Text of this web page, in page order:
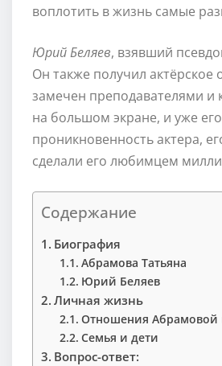
воплотить в жизнь самые
Юрий Беляев, взявший
Он также получил
замечен преподавателями
на большом экране, и уже
проникновенность актера,
сделали его любимцем
Содержание
Биография
Абрамова Татьяна
Юрий Беляев
Личная жизнь
Отношения Абрамовой
Семья и дети
Вопрос-ответ: